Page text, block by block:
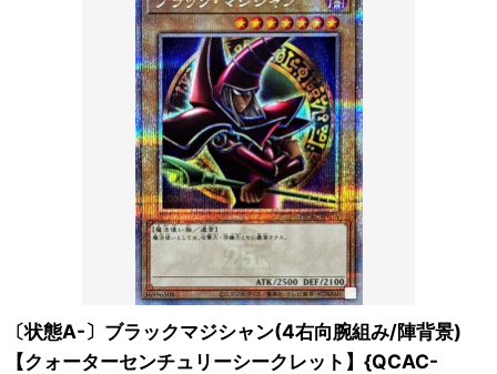
〔状態A-〕ブラックマジシャン(4右向腕組み/陣背景)
【クォーターセンチュリーシークレット】{QCAC-